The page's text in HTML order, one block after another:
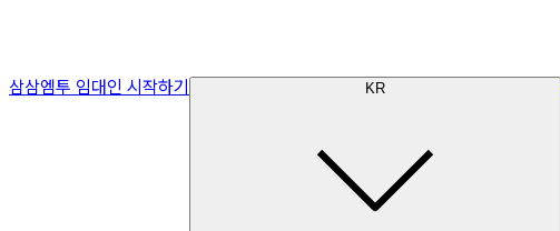
삼삼엠투 임대인 시작하기 KR